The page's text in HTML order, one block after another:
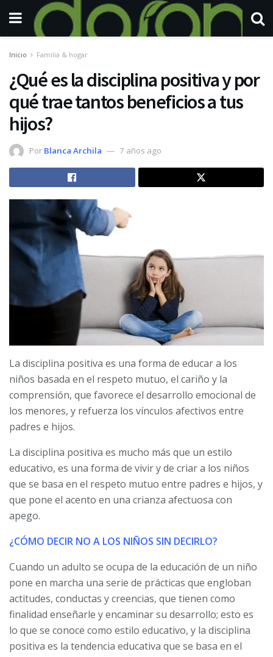
Inicio Familia & hogar
¿Qué es la disciplina positiva y por
qué trae tantos beneficios a tus
hijos?
Por Blanca Archila 7 años ago
La disciplina positiva es una forma de educar a los
niños basada en el respeto mutuo, el cariño y la
comprensión, que favorece el desarrollo emocional de
los menores, y refuerza los vínculos afectivos entre
padres e hijos.
La disciplina positiva es mucho más que un estilo
educativo, es una forma de vivir y de criar a los niños
que se basa en el respeto mutuo entre padres e hijos, y
que pone el acento en una crianza afectuosa con
apego.
¿CÓMO DECIR NO A LOS NIÑOS SIN DECIRLO?
Cuando un adulto se ocupa de la educación de un niño
pone en marcha una serie de prácticas que engloban
actitudes, conductas y creencias, que tienen como
finalidad enseñarle y encaminar su desarrollo; esto es
lo que se conoce como estilo educativo, y la disciplina
positiva es la tendencia educativa que se basa en el